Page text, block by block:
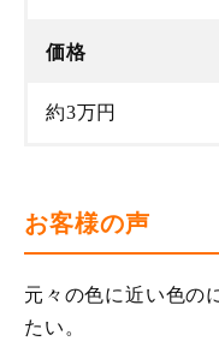
価格
約3万円
お客様の声
元々の色に近い色の
たい。